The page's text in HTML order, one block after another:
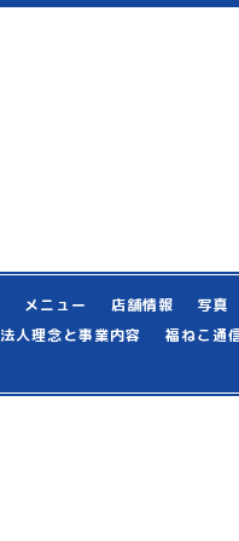
メニュー 店舗情報
写真
法人理念と事業内容 福ねこ通